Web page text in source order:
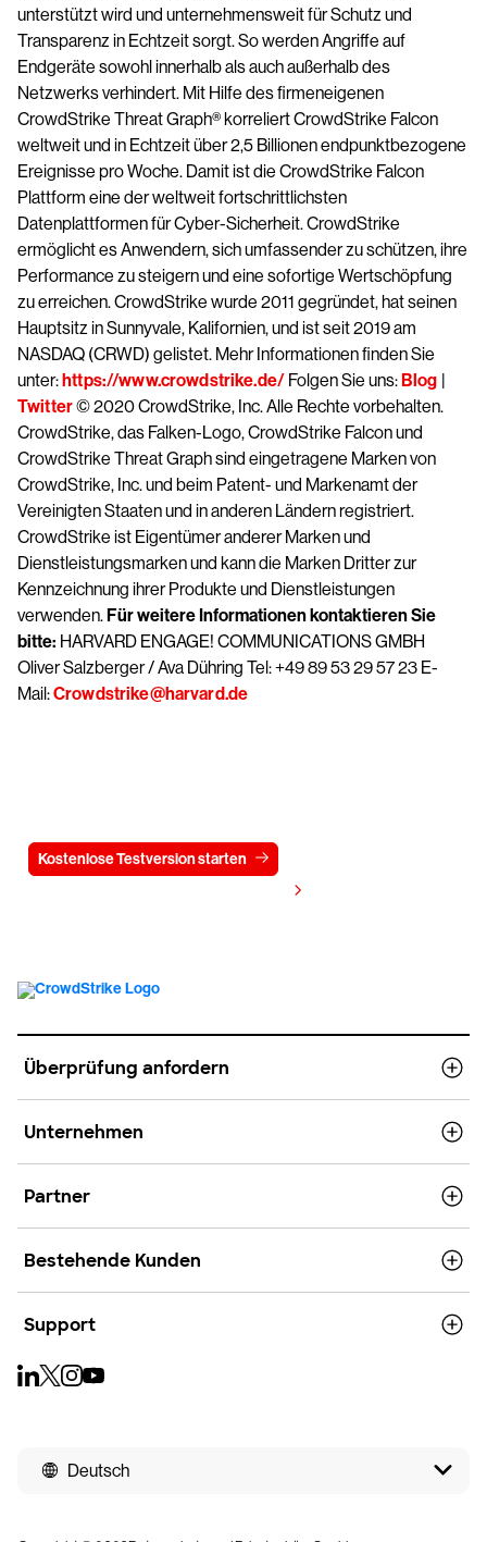
unterstützt wird und unternehmensweit für Schutz und
Transparenz in Echtzeit sorgt. So werden Angriffe auf
Endgeräte sowohl innerhalb als auch außerhalb des
Netzwerks verhindert. Mit Hilfe des firmeneigenen
CrowdStrike Threat Graph® korreliert CrowdStrike Falcon
weltweit und in Echtzeit über 2,5 Billionen endpunktbezogene
Ereignisse pro Woche. Damit ist die CrowdStrike Falcon
Plattform eine der weltweit fortschrittlichsten
Datenplattformen für Cyber-Sicherheit. CrowdStrike
ermöglicht es Anwendern, sich umfassender zu schützen, ihre
Performance zu steigern und eine sofortige Wertschöpfung
zu erreichen. CrowdStrike wurde 2011 gegründet, hat seinen
Hauptsitz in Sunnyvale, Kalifornien, und ist seit 2019 am
NASDAQ (CRWD) gelistet. Mehr Informationen finden Sie
unter:https://www.crowdstrike.de/Folgen Sie uns:Blog |
Twitter© 2020 CrowdStrike, Inc. Alle Rechte vorbehalten.
CrowdStrike, das Falken-Logo, CrowdStrike Falcon und
CrowdStrike Threat Graph sind eingetragene Marken von
CrowdStrike, Inc. und beim Patent- und Markenamt der
Vereinigten Staaten und in anderen Ländern registriert.
CrowdStrike ist Eigentümer anderer Marken und
Dienstleistungsmarken und kann die Marken Dritter zur
Kennzeichnung ihrer Produkte und Dienstleistungen
verwenden.Für weitere Informationen kontaktieren Sie
bitte: HARVARD ENGAGE! COMMUNICATIONS GMBH
Oliver Salzberger / Ava Dühring Tel: +49 89 53 29 57 23 E-
Mail:Crowdstrike@harvard.de
Kostenlose Testversion starten
Überprüfung anfordern
Unternehmen
Partner
Bestehende Kunden
Support
Deutsch